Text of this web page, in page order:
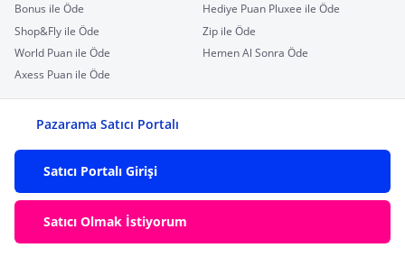
Bonus ile Öde
Hediye Puan Pluxee ile Öde
Shop&Fly ile Öde
Zip ile Öde
World Puan ile Öde
Hemen Al Sonra Öde
Axess Puan ile Öde
Pazarama Satıcı Portalı
Satıcı Portalı Girişi
Satıcı Olmak İstiyorum